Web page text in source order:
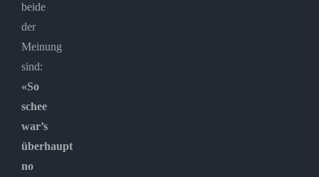
beide
der
Meinung
sind:
«So
schee
war’s
überhaupt
no